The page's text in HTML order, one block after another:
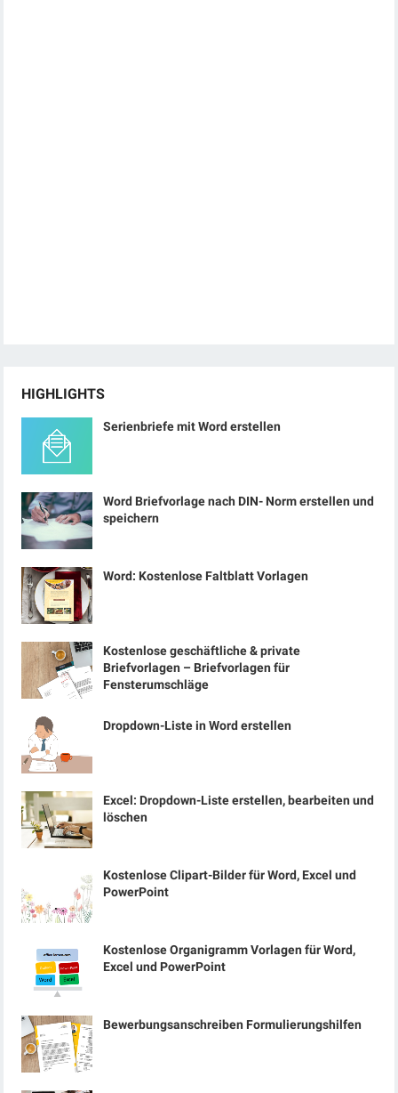
HIGHLIGHTS
Serienbriefe mit Word erstellen
Word Briefvorlage nach DIN- Norm erstellen und
speichern
Word: Kostenlose Faltblatt Vorlagen
Kostenlose geschäftliche & private
Briefvorlagen – Briefvorlagen für
Fensterumschläge
Dropdown-Liste in Word erstellen
Excel: Dropdown-Liste erstellen, bearbeiten und
löschen
Kostenlose Clipart-Bilder für Word, Excel und
PowerPoint
Kostenlose Organigramm Vorlagen für Word,
Excel und PowerPoint
Bewerbungsanschreiben Formulierungshilfen